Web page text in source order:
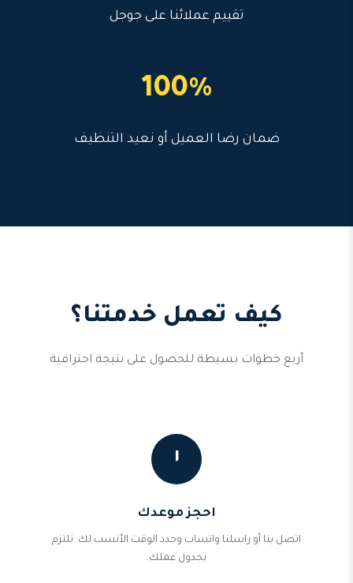
تقييم عملائنا على جوجل
100%
ضمان رضا العميل أو نعيد التنظيف
كيف تعمل خدمتنا؟
أربع خطوات بسيطة للحصول على نتيجة احترافية
١
احجز موعدك
اتصل بنا أو راسلنا واتساب وحدد الوقت الأنسب لك. نلتزم
بجدول عملك.